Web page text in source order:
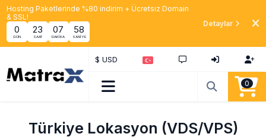
Hosting Paketlerinde %80 indirim + Ücretsiz Domain
& SSL!
0
GÜN
23
SAAT
07
DAKIKA
58
SANIYE
Detaylar
$ USD
0
Türkiye Lokasyon (VDS/VPS)